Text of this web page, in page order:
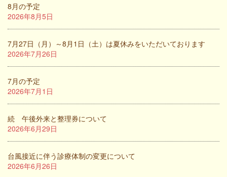
8月の予定
2026年8月5日
7月27日（月）～8月1日（土）は夏休みをいただいております
2026年7月26日
7月の予定
2026年7月1日
続 午後外来と整理券について
2026年6月29日
台風接近に伴う診療体制の変更について
2026年6月26日